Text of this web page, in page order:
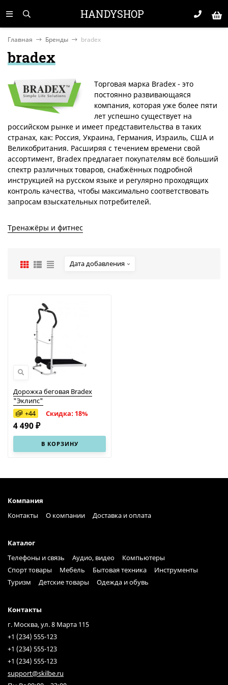
HANDYSHOP
Главная Бренды bradex
bradex
Торговая марка Bradex - это
постоянно развивающаяся
компания, которая уже более пяти
лет успешно существует на
российском рынке и имеет представительства в таких
странах, как: Россия, Украина, Германия, Израиль, США и
Великобритания. Расширяя с течением времени свой
ассортимент, Bradex предлагает покупателям всё больший
спектр различных товаров, снабжённых подробной
инструкцией на русском языке и регулярно проходящих
контроль качества, чтобы максимально соответствовать
запросам взыскательных потребителей.
Тренажёры и фитнес
Дата добавления
Дорожка беговая Bradex
"Эклипс"
+44 Скидка: 18%
В КОРЗИНУ
4 490 ₽
Компания
Контакты
О компании Доставка и оплата
Каталог
Телефоны и связь
Аудио, видео
Компьютеры
Спорт товары
Мебель Бытовая техника
Инструменты
Туризм
Детские товары Одежда и обувь
Контакты
г. Москва, ул. 8 Марта 115
+1 (234) 555-123
+1 (234) 555-123
+1 (234) 555-123
support@skilbe.ru